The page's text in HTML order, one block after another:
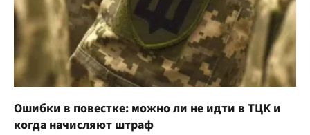
Ошибки в повестке: можно ли не идти в ТЦК и
когда начисляют штраф